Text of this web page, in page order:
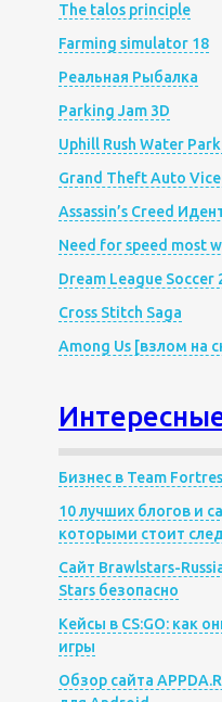
The talos principle
Farming simulator 18
Реальная Рыбалка
Parking Jam 3D
Uphill Rush Water
Grand Theft Auto
Assassin’s Creed
Need for speed most
Dream League Soccer
Cross Stitch Saga
Among Us [взлом на
Бизнес в Team
10 лучших блогов и
которыми стоит
Сайт Brawlstars-
Stars безопасно
Кейсы в CS:GO: как
игры
Обзор сайта